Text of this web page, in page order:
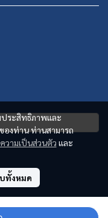
ประสิทธิภาพและ
องท่าน ท่านสามารถ
วามเป็นส่วนตัว และ
ทั้งหมด
| Powered by MWE